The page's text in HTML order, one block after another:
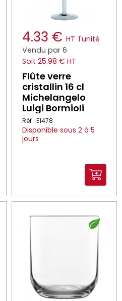
4.33 € HT l'unité
Vendu par 6
Soit 25.98 € HT
Flûte verre
cristallin 16 cl
Michelangelo
Luigi Bormioli
Réf : E1478
Disponible sous 2 à 5
jours